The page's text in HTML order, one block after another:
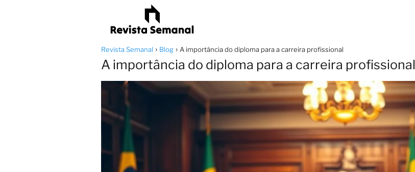
Revista Semanal Blog A importância do diploma para a carreira profissional
A importância do diploma para a carreira profissional